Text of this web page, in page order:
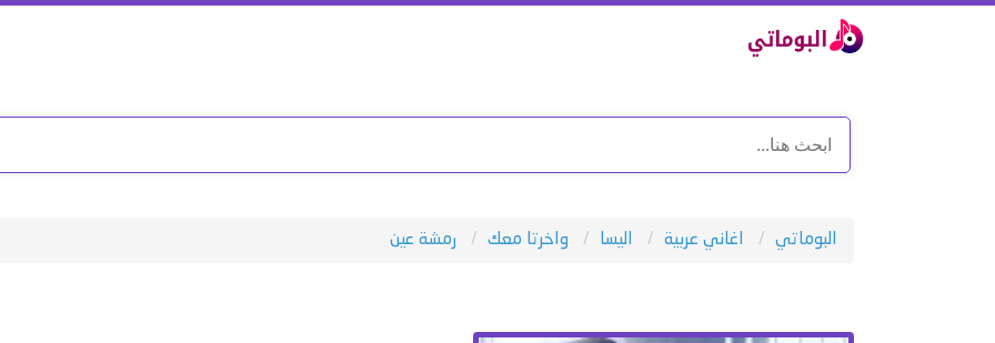
البوماتي اغاني عربية اليسا واخرتا معك رمشة عين